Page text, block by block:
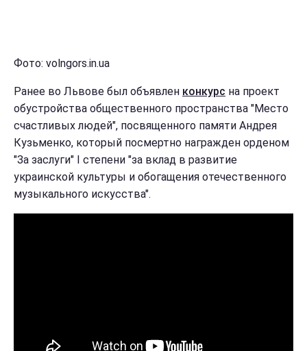
Фото: volngors.in.ua
Ранее во Львове был объявлен конкурс на проект
обустройства общественного пространства "Место
счастливых людей", посвященного памяти Андрея
Кузьменко, который посмертно награжден орденом
"За заслуги" I степени "за вклад в развитие
украинской культуры и обогащения отечественного
музыкального искусства".